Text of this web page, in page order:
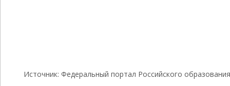
Источник: Федеральный портал Российского образования